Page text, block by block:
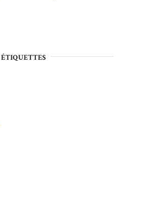
ÉTIQUETTES